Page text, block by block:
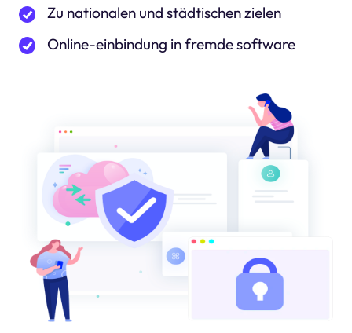
Zu nationalen und städtischen zielen
Online-einbindung in fremde software